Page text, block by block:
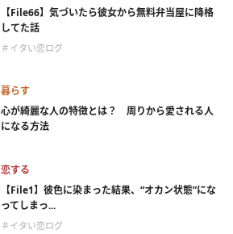
【File66】気づいたら彼女から無料弁当屋に降格
してた話
＃イタい恋ログ
暮らす
心が綺麗な人の特徴とは？ 周りから愛される人
になる方法
恋する
【File1】彼色に染まった結果、“オカン状態”にな
ってしまっ...
＃イタい恋ログ